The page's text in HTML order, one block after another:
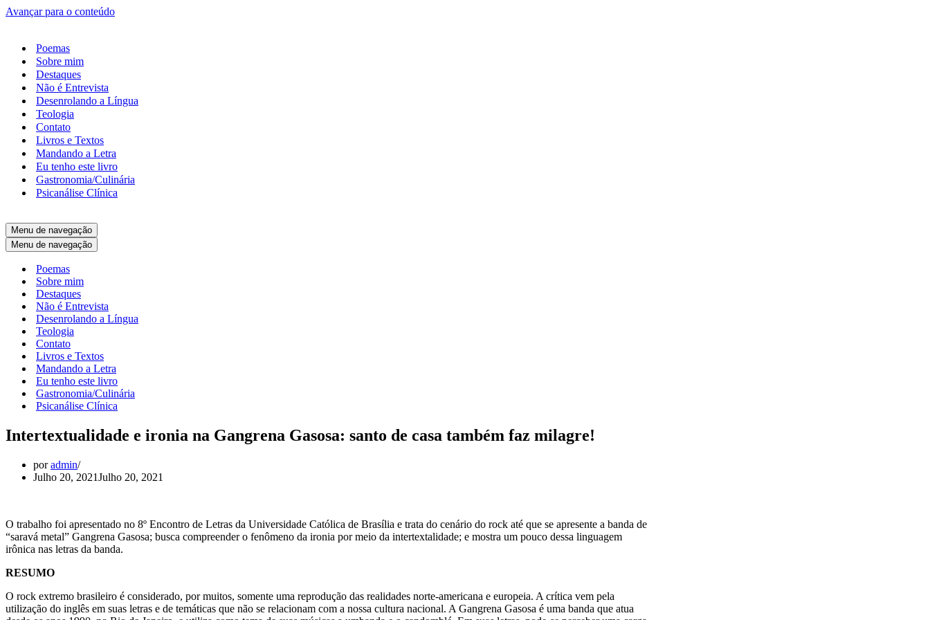
Avançar para o conteúdo
Poemas
Sobre mim
Destaques
Não é Entrevista
Desenrolando a Língua
Teologia
Contato
Livros e Textos
Mandando a Letra
Eu tenho este livro
Gastronomia/Culinária
Psicanálise Clínica
Menu de navegação
Menu de navegação
Poemas
Sobre mim
Destaques
Não é Entrevista
Desenrolando a Língua
Teologia
Contato
Livros e Textos
Mandando a Letra
Eu tenho este livro
Gastronomia/Culinária
Psicanálise Clínica
Intertextualidade e ironia na Gangrena Gasosa: santo de casa também faz milagre!
poradmin
Julho 20, 2021Julho 20, 2021
O trabalho foi apresentado no 8º Encontro de Letras da Universidade Católica de Brasília e trata do cenário do rock até que se apresente a banda de
“saravá metal” Gangrena Gasosa; busca compreender o fenômeno da ironia por meio da intertextalidade; e mostra um pouco dessa linguagem
irônica nas letras da banda.
RESUMO
O rock extremo brasileiro é considerado, por muitos, somente uma reprodução das realidades norte-americana e europeia. A crítica vem pela
utilização do inglês em suas letras e de temáticas que não se relacionam com a nossa cultura nacional. A Gangrena Gasosa é uma banda que atua